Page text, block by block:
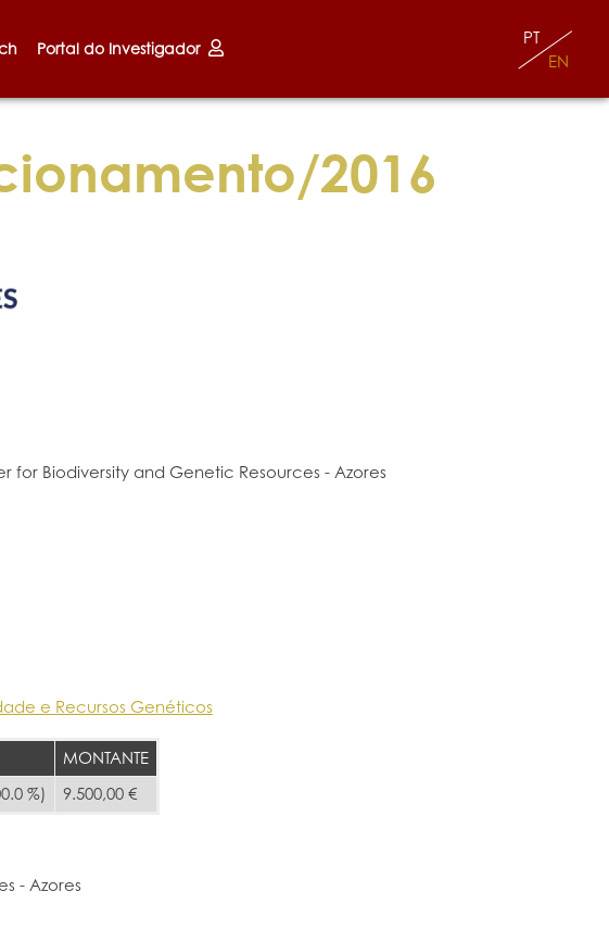
Portal do Investigador
EN
PT
2016
Biodiversity and Genetic Resources - Azores
e Recursos Genéticos
MONTANTE
%)
9.500,00 €
- Azores